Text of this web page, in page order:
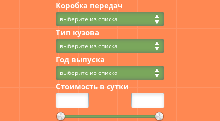
Коробка передач
выберите из списка
Тип кузова
выберите из списка
Год выпуска
выберите из списка
Стоимость в сутки